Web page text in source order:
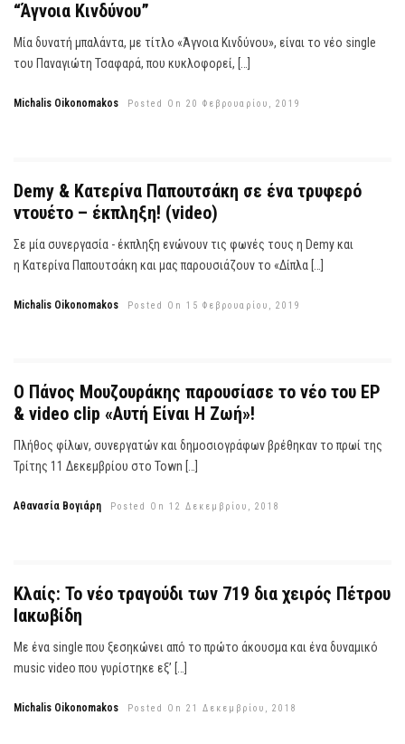
“Άγνοια Κινδύνου”
Μία δυνατή μπαλάντα, με τίτλο «Άγνοια Κινδύνου», είναι το νέο single
του Παναγιώτη Τσαφαρά, που κυκλοφορεί, […]
Michalis Oikonomakos Posted On 20 Φεβρουαρίου, 2019
Demy & Κατερίνα Παπουτσάκη σε ένα τρυφερό
ντουέτο – έκπληξη! (video)
Σε μία συνεργασία - έκπληξη ενώνουν τις φωνές τους η Demy και
η Κατερίνα Παπουτσάκη και μας παρουσιάζουν το «Δίπλα […]
Michalis Oikonomakos Posted On 15 Φεβρουαρίου, 2019
Ο Πάνος Μουζουράκης παρουσίασε το νέο του EP
& video clip «Αυτή Είναι Η Ζωή»!
Πλήθος φίλων, συνεργατών και δημοσιογράφων βρέθηκαν το πρωί της
Τρίτης 11 Δεκεμβρίου στο Town […]
Αθανασία Βογιάρη Posted On 12 Δεκεμβρίου, 2018
Κλαίς: Το νέο τραγούδι των 719 δια χειρός Πέτρου
Ιακωβίδη
Με ένα single που ξεσηκώνει από το πρώτο άκουσμα και ένα δυναμικό
music video που γυρίστηκε εξ’ […]
Michalis Oikonomakos Posted On 21 Δεκεμβρίου, 2018